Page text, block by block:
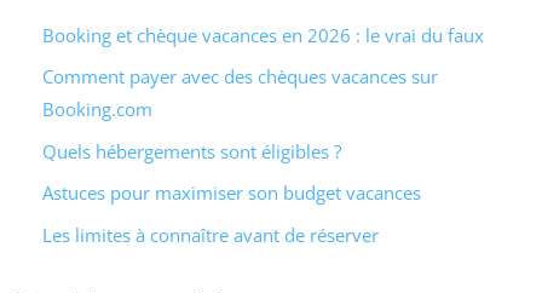
Booking et chèque vacances en 2026 : le vrai du faux
Comment payer avec des chèques vacances sur
Booking.com
Quels hébergements sont éligibles ?
Astuces pour maximiser son budget vacances
Les limites à connaître avant de réserver